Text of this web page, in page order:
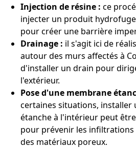
Injection de résine : ce
injecter un produit
pour créer une barrière
Drainage : il s'agit ici de
autour des murs affectés à
d'installer un drain pour
l'extérieur.
Pose d'une membrane
certaines situations, installer
étanche à l'intérieur peut
pour prévenir les infiltrations
des matériaux poreux.